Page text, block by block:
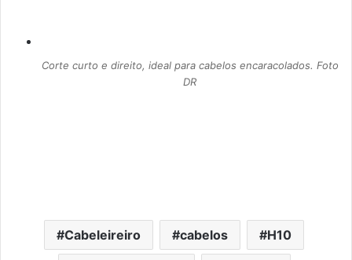
Corte curto e direito, ideal para cabelos encaracolados. Foto
DR
Cabeleireiro cabelos H10